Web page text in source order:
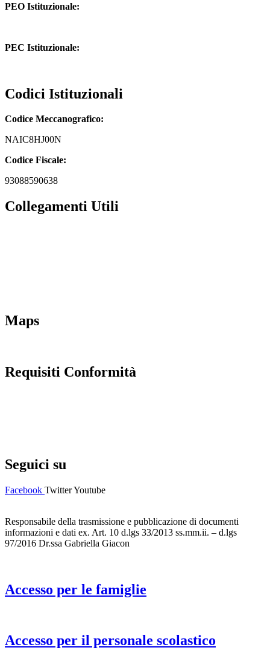
PEO Istituzionale:
PEC Istituzionale:
Codici Istituzionali
Codice Meccanografico:
NAIC8HJ00N
Codice Fiscale:
93088590638
Collegamenti Utili
Maps
Requisiti Conformità
Seguici su
Facebook TwitterYoutube
Responsabile della trasmissione e pubblicazione di documenti
informazioni e dati ex. Art. 10 d.lgs 33/2013 ss.mm.ii. – d.lgs
97/2016 Dr.ssa Gabriella Giacon
Accesso per le famiglie
Accesso per il personale scolastico